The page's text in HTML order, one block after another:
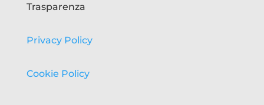
Trasparenza
Privacy Policy
Cookie Policy